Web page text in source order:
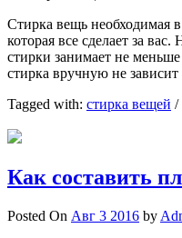
Стирка вещь необходимая
которая все сделает за
стирки занимает не
стирка вручную не
Tagged with: стирка вещей /
Как составить
Posted On Авг 3 2016 by